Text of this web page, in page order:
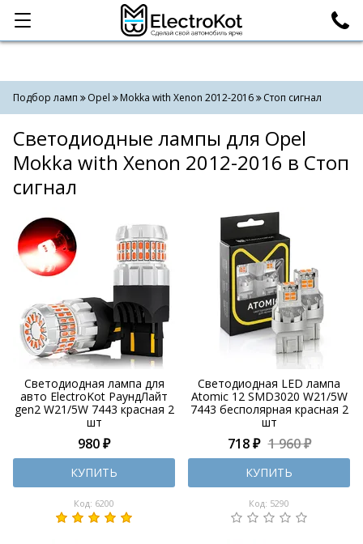
Категории Поиск
Подбор ламп Opel Mokka with Xenon 2012-2016 Стоп сигнал
Светодиодные лампы для Opel
Mokka with Xenon 2012-2016 в Стоп
сигнал
Светодиодная лампа для
авто ElectroKot РаундЛайт
gen2 W21/5W 7443 красная 2
шт
980 ₽
КУПИТЬ
Код: 6200
Светодиодная LED лампа
Atomic 12 SMD3020 W21/5W
7443 бесполярная красная 2
шт
718 ₽ 1 960 ₽
КУПИТЬ
Код: 5290